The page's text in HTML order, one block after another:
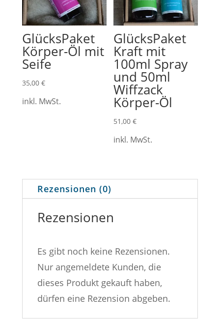
GlücksPaket
Körper-Öl mit
Seife
35,00 €
inkl. MwSt.
GlücksPaket
Kraft mit
100ml Spray
und 50ml
Wiffzack
Körper-Öl
51,00€
inkl. MwSt.
Rezensionen (0)
Rezensionen
Es gibt noch keine Rezensionen.
Nur angemeldete Kunden, die
dieses Produkt gekauft haben,
dürfen eine Rezension abgeben.